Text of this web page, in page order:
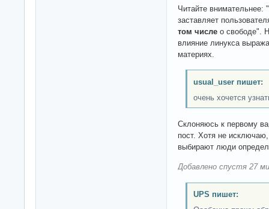
Читайте внимательнее:
заставляет
том числе о свободе".
влияние линукса
материях.
usual_user пишет:
очень хочется
Склоняюсь к первому
пост. Хотя не
выбирают люди
Добавлено спустя 27
UPS пишет: